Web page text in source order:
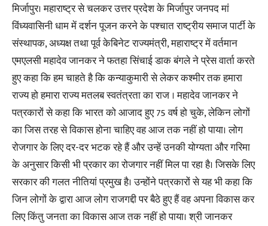
मिर्जापुर। महाराष्ट्र से चलकर उत्तर प्रदेश के मिर्जापुर जनपद मां
विंध्यवासिनी धाम में दर्शन पूजन करने के पश्चात राष्ट्रीय समाज पार्टी के
संस्थापक, अध्यक्ष तथा पूर्व केबिनेट राज्यमंत्री, महाराष्ट्र में वर्तमान
एमएलसी महादेव जानकर ने फतहा सिंचाई डाक बंगले ने प्रेस वार्ता करते
हुए कहा कि हम चाहते है कि कन्याकुमारी से लेकर कश्मीर तक हमारा
राज्य हो हमारा राज्य मतलब स्वतंत्रता का राज । महादेव जानकर ने
पत्रकारों से कहा कि भारत को आजाद हुए 75 वर्ष हो चुके, लेकिन लोगों
का जिस तरह से विकास होना चाहिए वह आज तक नहीं हो पाया। लोग
रोजगार के लिए दर-दर भटक रहे हैं और उन्हें उनकी योग्यता और गरिमा
के अनुसार किसी भी प्रकार का रोजगार नहीं मिल पा रहा है। जिसके लिए
सरकार की गलत नीतियां प्रमुख है। उन्होंने पत्रकारों से यह भी कहा कि
जिन लोगों के द्वारा आज लोग राजगद्दी पर बैठे हुए हैं वह अपना विकास कर
लिए किंतु जनता का विकास आज तक नहीं हो पाया। श्री जानकर